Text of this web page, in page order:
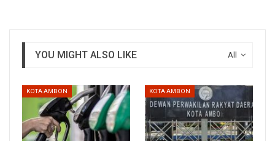
All
YOU MIGHT ALSO LIKE
KOTA AMBON KOTA AMBON